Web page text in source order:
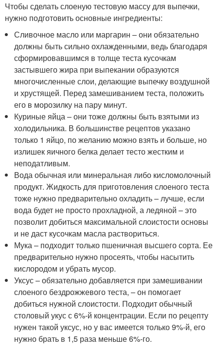
Чтобы сделать слоеную тестовую массу для выпечки,
нужно подготовить основные ингредиенты:
Сливочное масло или маргарин – они обязательно
должны быть сильно охлажденными, ведь благодаря
сформировавшимся в толще теста кусочкам
застывшего жира при выпекании образуются
многочисленные слои, делающие выпечку воздушной
и хрустящей. Перед замешиванием теста, положить
его в морозилку на пару минут.
Куриные яйца – они тоже должны быть взятыми из
холодильника. В большинстве рецептов указано
только 1 яйцо, по желанию можно взять и больше, но
излишек яичного белка делает тесто жестким и
неподатливым.
Вода обычная или минеральная либо кисломолочный
продукт. Жидкость для приготовления слоеного теста
тоже нужно предварительно охладить – лучше, если
вода будет не просто прохладной, а ледяной – это
позволит добиться максимальной слоистости основы
и не даст кусочкам масла раствориться.
Мука – подходит только пшеничная высшего сорта. Ее
предварительно нужно просеять, чтобы насытить
кислородом и убрать мусор.
Уксус – обязательно добавляется при замешивании
слоеного бездрожжевого теста, – он помогает
добиться нужной слоистости. Подходит обычный
столовый укус с 6%-й концентрации. Если по рецепту
нужен такой уксус, но у вас имеется только 9%-й, его
нужно брать в 1,5 раза меньше 6%-го.